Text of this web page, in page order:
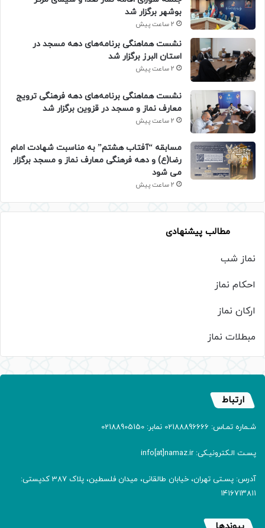
بوشهر برگزار شد
2 ساعت پیش
نشست هماهنگی برنامه‌های دهه مسجد در
استان البرز برگزار شد
2 ساعت پیش
نشست هماهنگی برنامه‌های دهه فرهنگی ترویج
معارف نماز و مسجد در قزوین برگزار شد
2 ساعت پیش
مسابقه “آفتاب هشتم” به مناسبت شهادت امام
رضا(ع) و دهه فرهنگی معارف نماز و مسجد برگزار
می شود
2 ساعت پیش
مطالب پیشنهادی
نماز شب
احکام نماز
ارکان نماز
مبطلات نماز
ارتباط
شـماره تمـاس: 02188896666 نمابر: 02188905150
پسـت الـکترونیـکی: info[at]namaz.ir
آدرس: پسـتی تهران، خیابان طالقانی، میدان فلسطین، پلاک 387 کدپستی:
۱۴۱۶۷۱۳۸۱۱